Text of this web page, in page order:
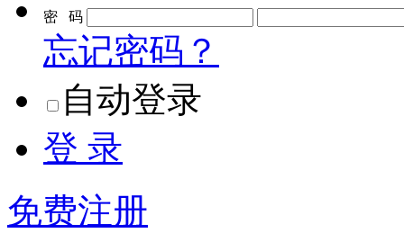
密 码
忘记密码？
自动登录
登 录
免费注册